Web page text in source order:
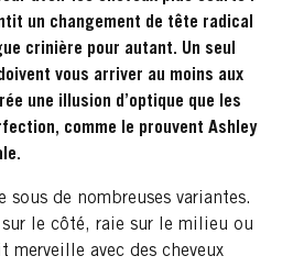
un changement de tête radical
crinière pour autant. Un seul
vous arriver au moins aux
une illusion d’optique que les
comme le prouvent Ashley
sous de nombreuses variantes.
sur le côté, raie sur le milieu ou
avec des cheveux